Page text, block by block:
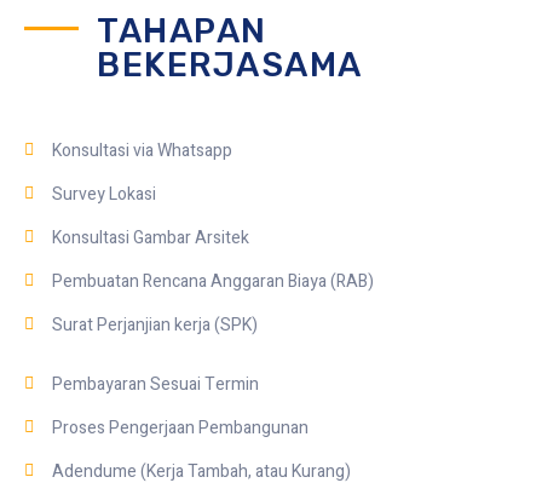
TAHAPAN
BEKERJASAMA
Konsultasi via Whatsapp
Survey Lokasi
Konsultasi Gambar Arsitek
Pembuatan Rencana Anggaran Biaya (RAB)
Surat Perjanjian kerja (SPK)
Pembayaran Sesuai Termin
Proses Pengerjaan Pembangunan
Adendume (Kerja Tambah, atau Kurang)